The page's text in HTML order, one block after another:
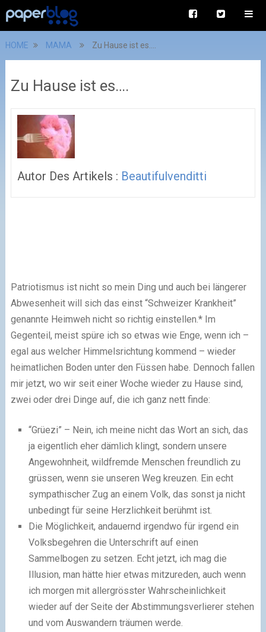
HOME MAMA Zu Hause ist es….
Zu Hause ist es….
Autor Des Artikels : Beautifulvenditti
Patriotismus ist nicht so mein Ding und auch bei längerer
Abwesenheit will sich das einst “Schweizer Krankheit”
genannte Heimweh nicht so richtig einstellen.* Im
Gegenteil, meist spüre ich so etwas wie Enge, wenn ich –
egal aus welcher Himmelsrichtung kommend – wieder
heimatlichen Boden unter den Füssen habe. Dennoch fallen
mir jetzt, wo wir seit einer Woche wieder zu Hause sind,
zwei oder drei Dinge auf, die ich ganz nett finde:
“Grüezi” – Nein, ich meine nicht das Wort an sich, das
ja eigentlich eher dämlich klingt, sondern unsere
Angewohnheit, wildfremde Menschen freundlich zu
grüssen, wenn sie unseren Weg kreuzen. Ein echt
sympathischer Zug an einem Volk, das sonst ja nicht
unbedingt für seine Herzlichkeit berühmt ist.
Die Möglichkeit, andauernd irgendwo für irgend ein
Volksbegehren die Unterschrift auf einen
Sammelbogen zu setzen. Echt jetzt, ich mag die
Illusion, man hätte hier etwas mitzureden, auch wenn
ich morgen mit allergrösster Wahrscheinlichkeit
wieder auf der Seite der Abstimmungsverlierer stehen
und vom Auswandern träumen werde.